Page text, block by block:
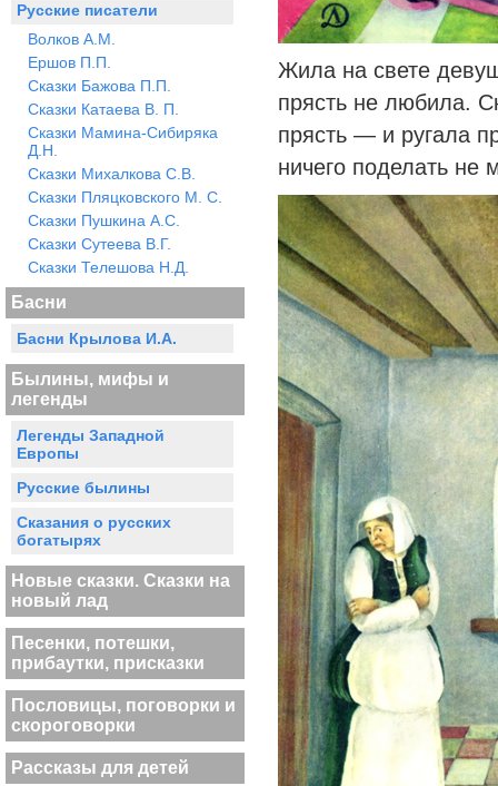
Русские писатели
Волков А.М.
Ершов П.П.
Сказки Бажова П.П.
Сказки Катаева В. П.
Сказки Мамина-Сибиряка
Д.Н.
Сказки Михалкова С.В.
Сказки Пляцковского М. С.
Сказки Пушкина А.С.
Сказки Сутеева В.Г.
Сказки Телешова Н.Д.
Басни
Басни Крылова И.А.
Былины, мифы и
легенды
Легенды Западной
Европы
Русские былины
Сказания о русских
богатырях
Новые сказки. Сказки на
новый лад
Песенки, потешки,
прибаутки, присказки
Пословицы, поговорки и
скороговорки
Рассказы для детей
Жила на свете
прясть не любила.
прясть — и ругала
ничего поделать не